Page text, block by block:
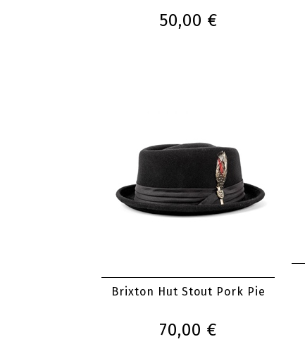
50,00 €
Brixton Hut Stout Pork Pie
70,00 €